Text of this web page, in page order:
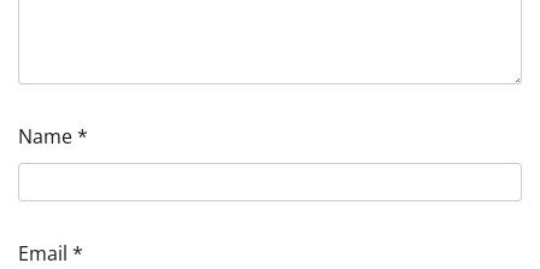
Name*
Email *